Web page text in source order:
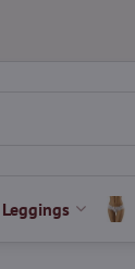
Leggings